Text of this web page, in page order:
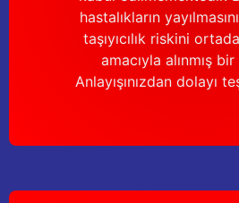
hastalıkların
taşıyıcılık riskini
amacıyla alınmış
Anlayışınızdan dolayı